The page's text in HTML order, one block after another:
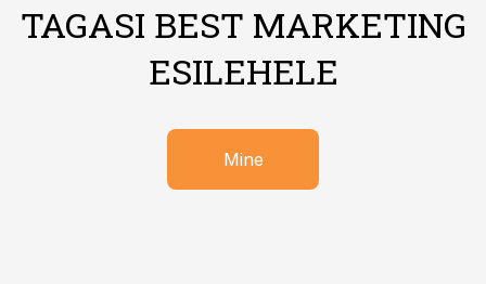
TAGASI BEST MARKETING
ESILEHELE
Mine